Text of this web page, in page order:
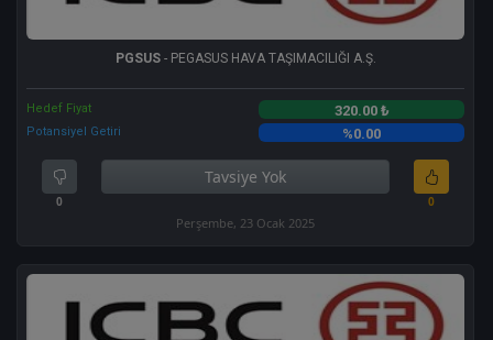
PGSUS- PEGASUS HAVA TAŞIMACILIĞI A.Ş.
Hedef Fiyat 320.00 ₺
Potansiyel Getiri %0.00
0
Tavsiye Yok
0
Perşembe, 23 Ocak 2025